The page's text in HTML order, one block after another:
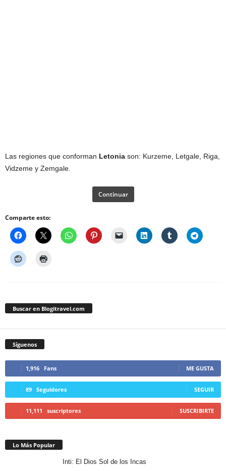
Las regiones que conforman Letonia son: Kurzeme, Letgale, Riga,
Vidzeme y Zemgale.
Continuar
Comparte esto:
Buscar en Blogitravel.com
Síguenos
1,916 Fans ME GUSTA
89 Seguidores SEGUIR
11,111 suscriptores SUSCRIBIRTE
Lo Más Popular
Inti: El Dios Sol de los Incas